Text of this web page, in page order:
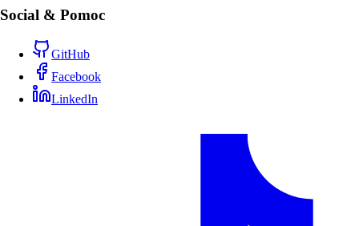
Social & Pomoc
GitHub
Facebook
LinkedIn